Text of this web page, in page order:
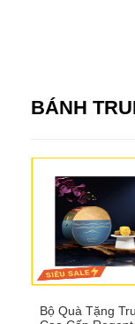
BÁNH
Bộ Quà Tặng